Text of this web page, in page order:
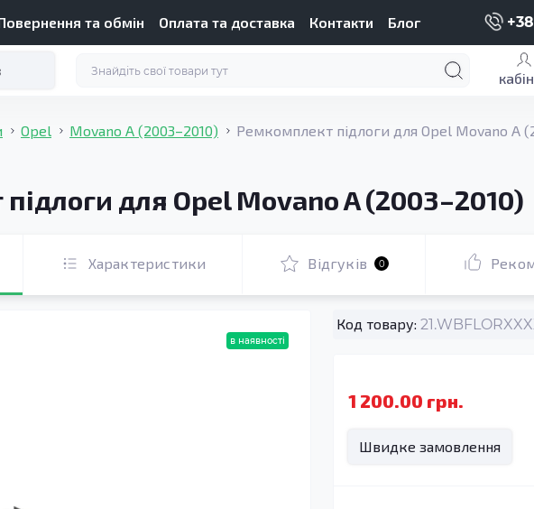
та обмін Оплата та доставка Контакти Блог
Opel Movano A (2003–2010) Ремкомплект підлоги для Opel Movano A
для Opel Movano A (2003–2010)
Характеристики Відгуків 0
в наявності
Код товару:
1 200.00 грн.
Швидке замовлення